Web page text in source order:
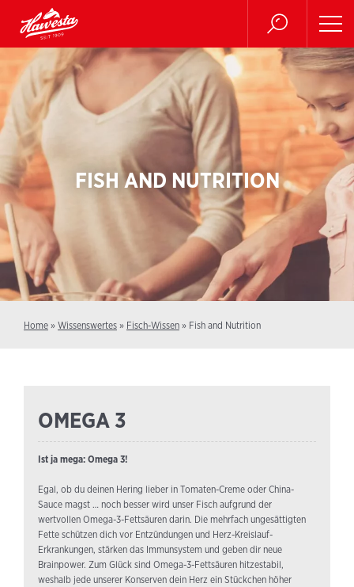
FISH AND NUTRITION
Home » Wissenswertes » Fisch-Wissen » Fish and Nutrition
OMEGA 3
Ist ja mega: Omega 3!
Egal, ob du deinen Hering lieber in Tomaten-Creme oder China-
Sauce magst … noch besser wird unser Fisch aufgrund der
wertvollen Omega-3-Fettsäuren darin. Die mehrfach ungesättigten
Fette schützen dich vor Entzündungen und Herz-Kreislauf-
Erkrankungen, stärken das Immunsystem und geben dir neue
Brainpower. Zum Glück sind Omega-3-Fettsäuren hitzestabil,
weshalb jede unserer Konserven dein Herz ein Stückchen höher